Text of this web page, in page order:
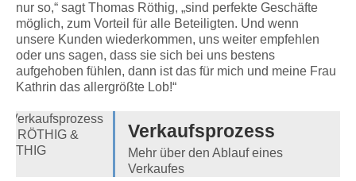
nur so,“ sagt Thomas Röthig, „sind perfekte Geschäfte
möglich, zum Vorteil für alle Beteiligten. Und wenn
unsere Kunden wiederkommen, uns weiter empfehlen
oder uns sagen, dass sie sich bei uns bestens
aufgehoben fühlen, dann ist das für mich und meine Frau
Kathrin das allergrößte Lob!“
Verkaufsprozess
Mehr über den Ablauf eines
Verkaufes